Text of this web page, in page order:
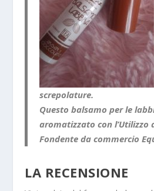
screpolature.
Questo balsamo per le
aromatizzato con l’Utilizzo
Fondente da commercio
LA RECENSIONE